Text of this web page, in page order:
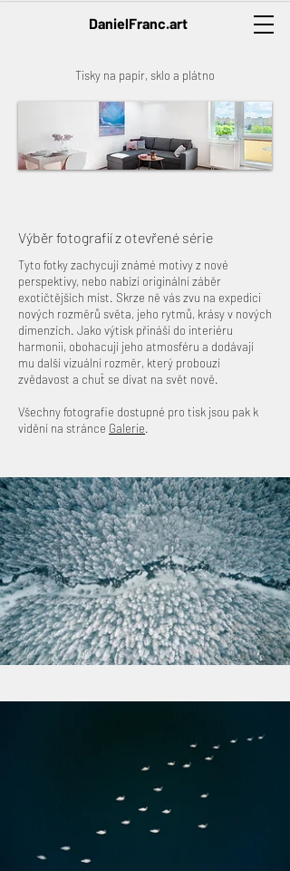
DanielFranc.art
Tisky na papír, sklo a plátno
Výběr fotografií z otevřené série
Tyto fotky zachycují známé motivy z nové
perspektivy, nebo nabízí originální záběr
exotičtějších míst. Skrze ně vás zvu na expedici
nových rozměrů světa, jeho rytmů, krásy v nových
dimenzích. Jako výtisk přináší do interiéru
harmonii, obohacují jeho atmosféru a dodávají
mu další vizuální rozměr, který probouzí
zvědavost a chuť se dívat na svět nově.
Všechny fotografie dostupné pro tisk jsou pak k
vidění na stránce Galerie.